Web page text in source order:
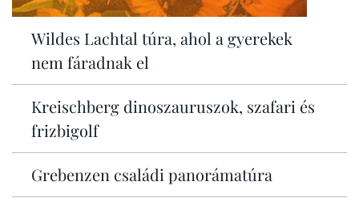
Wildes Lachtal túra, ahol a gyerekek
nem fáradnak el
Kreischberg dinoszauruszok, szafari és
frizbigolf
Grebenzen családi panorámatúra